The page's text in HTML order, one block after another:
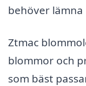
behöver
Ztmac
blommor och
som bäst